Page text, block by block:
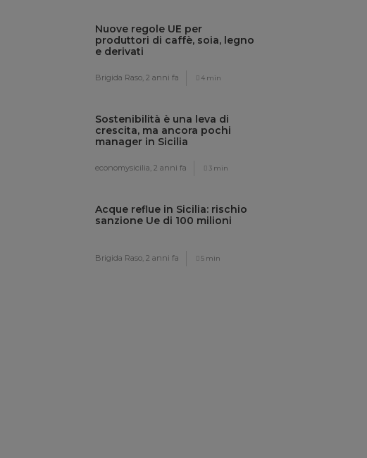
Nuove regole UE per
produttori di caffè, soia, legno
e derivati
Brigida Raso,2 anni fa 4 min
Sostenibilità è una leva di
crescita, ma ancora pochi
manager in Sicilia
economysicilia,2 anni fa 3 min
Acque reflue in Sicilia: rischio
sanzione Ue di 100 milioni
Brigida Raso,2 anni fa 5 min